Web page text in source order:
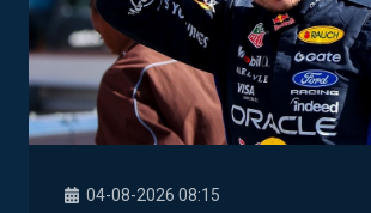
04-08-2026 08:15